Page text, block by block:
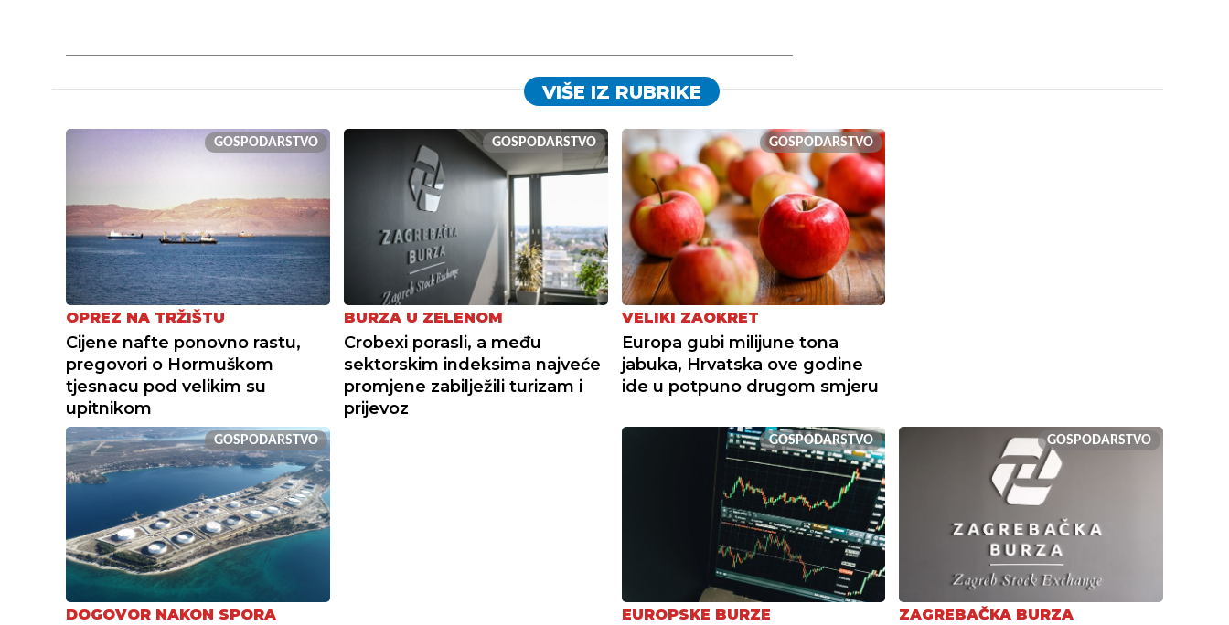
VIŠE IZ RUBRIKE
GOSPODARSTVO
OPREZ NA TRŽIŠTU
Cijene nafte ponovno rastu,
pregovori o Hormuškom
tjesnacu pod velikim su
upitnikom
GOSPODARSTVO
BURZA U ZELENOM
Crobexi porasli, a među
sektorskim indeksima najveće
promjene zabilježili turizam i
prijevoz
GOSPODARSTVO
VELIKI ZAOKRET
Europa gubi milijune tona
jabuka, Hrvatska ove godine
ide u potpuno drugom smjeru
GOSPODARSTVO
DOGOVOR NAKON SPORA
GOSPODARSTVO
EUROPSKE BURZE
GOSPODARSTVO
ZAGREBAČKA BURZA